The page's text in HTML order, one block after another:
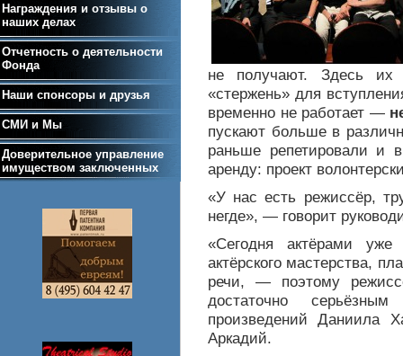
не получают. Здесь
«стержень» для
временно не работает —
пускают больше в
раньше репетировали и
аренду: проект
«У нас есть режиссёр,
негде», — говорит
«Сегодня актёрами
актёрского мастерства,
речи, — поэтому
достаточно
произведений Даниила
Аркадий.
Награждения и отзывы о
наших делах
Отчетность о деятельности
Фонда
Наши спонсоры и друзья
СМИ и Мы
Доверительное управление
имуществом заключенных